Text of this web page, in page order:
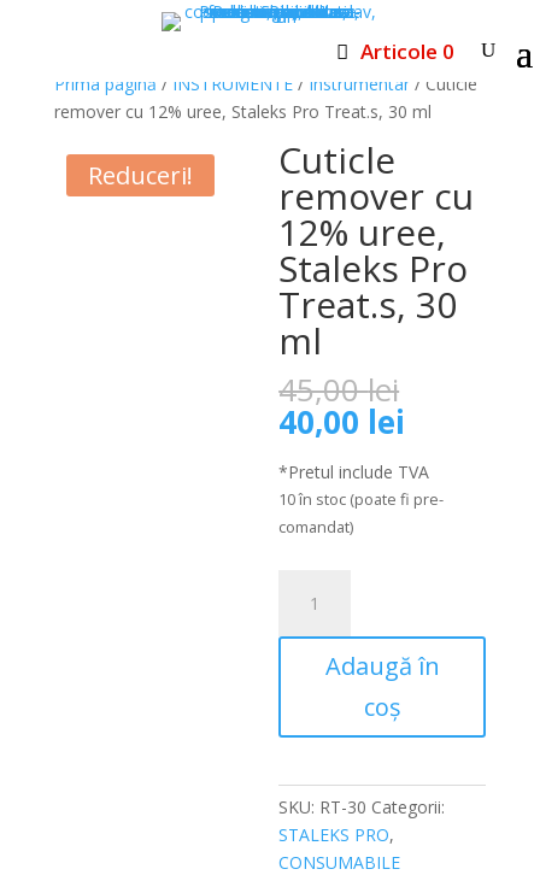
Articole 0
Prima pagină / INSTRUMENTE/ Instrumentar / Cuticle
remover cu 12% uree, Staleks Pro Treat.s, 30 ml
Reduceri! Cuticle
remover cu
12% uree,
Staleks Pro
Treat.s, 30
ml
45,00lei
fost:
45,00 lei.
40,00 lei
este:
40,00 lei.
*Pretul include TVA
10 în stoc (poate fi pre-
comandat)
Cuticle
remover
Treat.s,
30
ml
Adaugă în
coș
SKU: RT-30 Categorii:
STALEKS PRO,
CONSUMABILE